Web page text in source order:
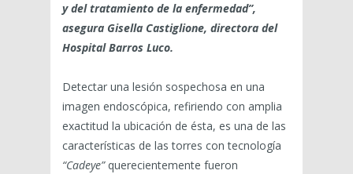
y del tratamiento de la enfermedad”,
asegura Gisella Castiglione, directora del
Hospital Barros Luco.
Detectar una lesión sospechosa en una
imagen endoscópica, refiriendo con amplia
exactitud la ubicación de ésta, es una de las
características de las torres con tecnología
“Cadeye”querecientemente fueron